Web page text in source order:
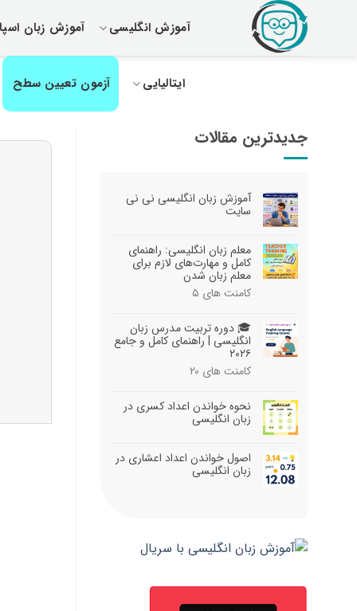
آموزش انگلیسی آموزش زبان
ایتالیایی آزمون تعیین سطح
جدیدترین مقالات
آموزش زبان انگلیسی نی نی
سایت
معلم زبان انگلیسی: راهنمای
کامل و مهارت‌های لازم برای
معلم زبان شدن
کامنت های ۵
🎓 دوره تربیت مدرس زبان
انگلیسی | راهنمای کامل و جامع
۲۰۲۶
کامنت های ۲۰
نحوه خواندن اعداد کسری در
زبان انگلیسی
اصول خواندن اعداد اعشاری در
زبان انگلیسی